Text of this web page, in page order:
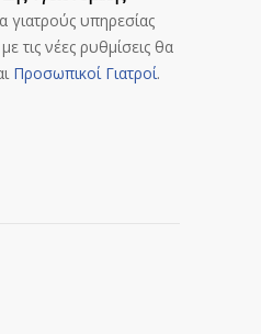
γιατρούς υπηρεσίας
τις νέες ρυθμίσεις θα
Προσωπικοί Γιατροί.